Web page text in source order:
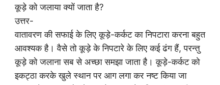
कूड़े को जलाया क्यों जाता है?
उत्तर-
वातावरण की सफाई के लिए कूड़े-कर्कट का निपटारा करना बहुत
आवश्यक है। वैसे तो कूड़े के निपटारे के लिए कई ढंग हैं, परन्तु
कूड़े को जलाना सब से अच्छा समझा जाता है। कूड़े-कर्कट को
इकट्ठा करके खुले स्थान पर आग लगा कर नष्ट किया जा